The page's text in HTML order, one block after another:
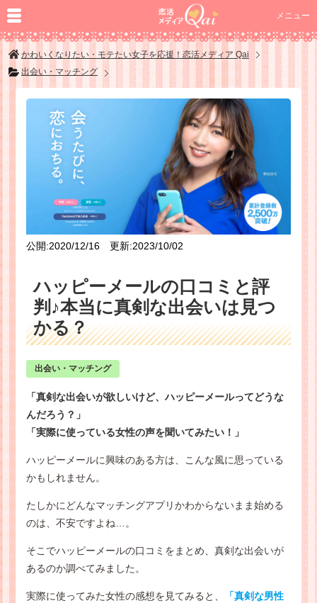
メニュー
かわいくなりたい・モテたい女子を応援！恋活メディア Qai
出会い・マッチング
公開:2020/12/16 更新:2023/10/02
ハッピーメールの口コミと評
判♪本当に真剣な出会いは見つ
かる？
出会い・マッチング
「真剣な出会いが欲しいけど、ハッピーメールってどうな
んだろう？」
「実際に使っている女性の声を聞いてみたい！」
ハッピーメールに興味のある方は、こんな風に思っている
かもしれません。
たしかにどんなマッチングアプリかわからないまま始める
のは、不安ですよね…。
そこでハッピーメールの口コミをまとめ、真剣な出会いが
あるのか調べてみました。
実際に使ってみた女性の感想を見てみると、
「真剣な男性